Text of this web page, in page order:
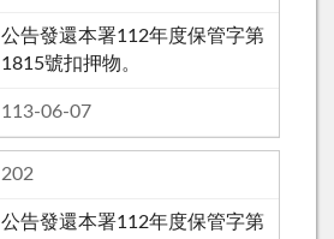
公告發還本署112年度保管字第
1815號扣押物。
113-06-07
202
公告發還本署112年度保管字第